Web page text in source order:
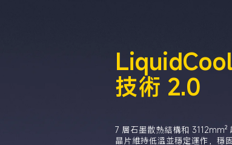
技術 2.0
7 層石墨散熱結構和 3112mm²
晶片維持低溫並穩定運作，穩